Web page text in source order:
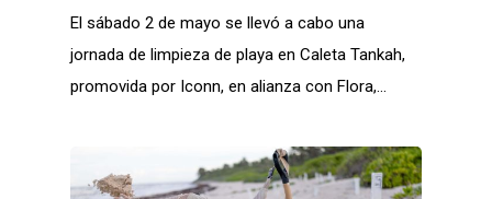
El sábado 2 de mayo se llevó a cabo una
jornada de limpieza de playa en Caleta Tankah,
promovida por Iconn, en alianza con Flora,…